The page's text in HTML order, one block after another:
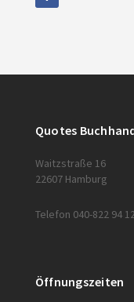
Quotes
Waitzstraße 16
22607 Hamburg
Telefon 040-822 94
Öffnungszeiten